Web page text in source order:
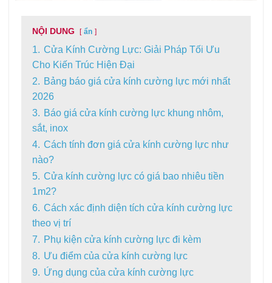
NỘI DUNG ẩn
1. Cửa Kính Cường Lực: Giải Pháp Tối Ưu
Cho Kiến Trúc Hiện Đại
2. Bảng báo giá cửa kính cường lực mới nhất
2026
3. Báo giá cửa kính cường lực khung nhôm,
sắt, inox
4. Cách tính đơn giá cửa kính cường lực như
nào?
5. Cửa kính cường lực có giá bao nhiêu tiền
1m2?
6. Cách xác định diện tích cửa kính cường lực
theo vị trí
7. Phụ kiện cửa kính cường lực đi kèm
8. Ưu điểm của cửa kính cường lực
9. Ứng dụng của cửa kính cường lực